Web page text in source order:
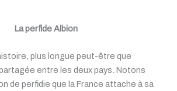
La perfide Albion
plus longue peut-être que
entre les deux pays. Notons
de perfidie que la France attache à sa